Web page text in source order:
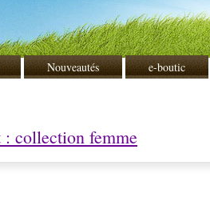
Nouveautés e-boutic
: collection femme